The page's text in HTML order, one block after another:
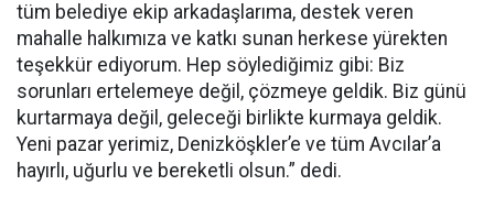
tüm belediye ekip arkadaşlarıma, destek veren
mahalle halkımıza ve katkı sunan herkese yürekten
teşekkür ediyorum. Hep söylediğimiz gibi: Biz
sorunları ertelemeye değil, çözmeye geldik. Biz günü
kurtarmaya değil, geleceği birlikte kurmaya geldik.
Yeni pazar yerimiz, Denizköşkler’e ve tüm Avcılar’a
hayırlı, uğurlu ve bereketli olsun.” dedi.